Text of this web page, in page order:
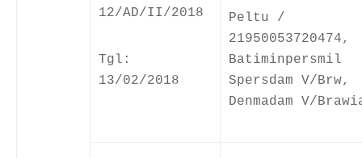
12/AD/II/2018
Tgl:
13/02/2018
Peltu /
21950053720474,
Batiminpersmil
Spersdam V/Brw,
Denmadam V/